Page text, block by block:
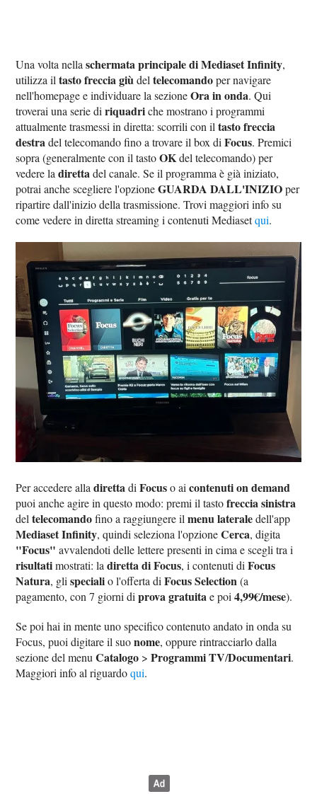
Una volta nellaschermata principale di Mediaset Infinity,
utilizza iltasto freccia giùdeltelecomandoper navigare
nell'homepage e individuare la sezioneOra in onda. Qui
troverai una serie diriquadriche mostrano i programmi
attualmente trasmessi in diretta: scorrili con iltasto freccia
destradel telecomando fino a trovare il box diFocus. Premici
sopra (generalmente con il tastoOKdel telecomando) per
vedere ladirettadel canale. Se il programma è già iniziato,
potrai anche scegliere l'opzioneGUARDA DALL'INIZIOper
ripartire dall'inizio della trasmissione. Trovi maggiori info su
come vedere in diretta streaming i contenuti Mediasetqui.
Per accedere alladirettadiFocuso aicontenuti on demand
puoi anche agire in questo modo: premi il tastofreccia sinistra
deltelecomandofino a raggiungere ilmenu lateraledell'app
Mediaset Infinity, quindi seleziona l'opzioneCerca, digita
"Focus" avvalendoti delle lettere presenti in cima e scegli tra i
risultatimostrati: ladiretta di Focus, i contenuti diFocus
Natura, glispecialio l'offerta diFocus Selection(a
pagamento, con 7 giorni diprova gratuitae poi4,99€/mese).
Se poi hai in mente uno specifico contenuto andato in onda su
Focus, puoi digitare il suonome, oppure rintracciarlo dalla
sezione del menuCatalogo >Programmi TV/Documentari.
Maggiori info al riguardoqui.